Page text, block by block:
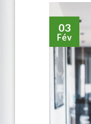
03
Fév